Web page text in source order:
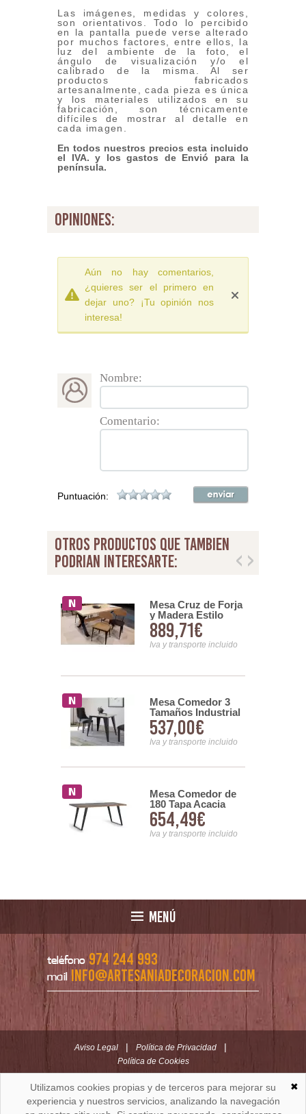
Las imágenes, medidas y colores,
son orientativos. Todo lo percibido
en la pantalla puede verse alterado
por muchos factores, entre ellos, la
luz del ambiente de la foto, el
ángulo de visualización y/o el
calibrado de la misma. Al ser
productos fabricados
artesanalmente, cada pieza es única
y los materiales utilizados en su
fabricación, son técnicamente
difíciles de mostrar al detalle en
cada imagen.
En todos nuestros precios esta incluido
el IVA. y los gastos de Envió para la
península.
opiniones:
Aún no hay comentarios,
¿quieres ser el primero en
dejar uno? ¡Tu opinión nos
interesa!
Nombre:
Comentario:
Puntuación:
otros productos que tambien
podrian interesarte:
Mesa Cruz de Forja
y Madera Estilo
industrial Serie
Anjar
889,71€
Iva y transporte incluido
Mesa Comedor 3
Tamaños Industrial
Acero Madera
Arisats
537,00€
Iva y transporte incluido
Mesa Comedor de
180 Tapa Acacia
Tallada Pies Metal
Serie Alvird
654,49€
Iva y transporte incluido
MENÚ
teléfono 974 244 993
mail info@artesaniadecoracion.com
Aviso Legal | Política de Privacidad |
Política de Cookies
ARTESANÍAYDECORACION.COM
C/ Padre Huesca nº 30 | Oficina C/ Roldán nº 5 -3º
Huesca (España)
✖
Utilizamos cookies propias y de terceros para mejorar su
experiencia y nuestros servicios, analizando la navegación